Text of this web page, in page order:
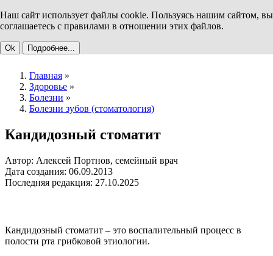
Наш сайт использует файлы cookie. Пользуясь нашим сайтом, вы
соглашаетесь с правилами в отношении этих файлов.
Ok Подробнее...
Главная »
Здоровье »
Болезни »
Болезни зубов (стоматология)
Кандидозный стоматит
Автор: Алексей Портнов, семейный врач
Дата создания: 06.09.2013
Последняя редакция: 27.10.2025
Кандидозный стоматит – это воспалительный процесс в
полости рта грибковой этиологии.